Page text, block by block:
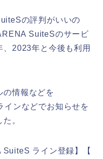
の評判がいいの
SuiteSのサービ
2023年と今後も利用
の情報などを
ンなどでお知らせを
。
ライン登録】【